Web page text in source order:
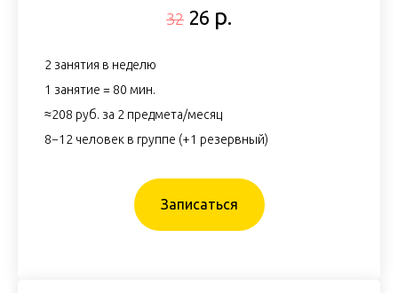
32 26 р.
2 занятия в неделю
1 занятие = 80 мин.
≈208 руб. за 2 предмета/месяц
8−12 человек в группе (+1 резервный)
Записаться